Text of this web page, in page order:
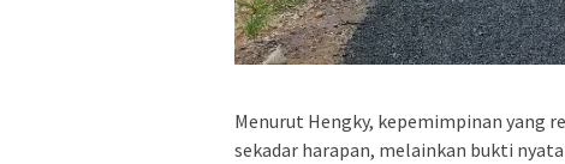
Menurut Hengky, kepemimpinan yang
sekadar harapan, melainkan bukti